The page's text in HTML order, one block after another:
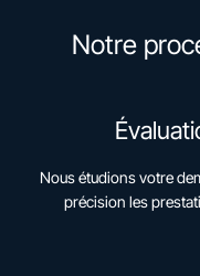
Notre
Nous étudions votre
précision les